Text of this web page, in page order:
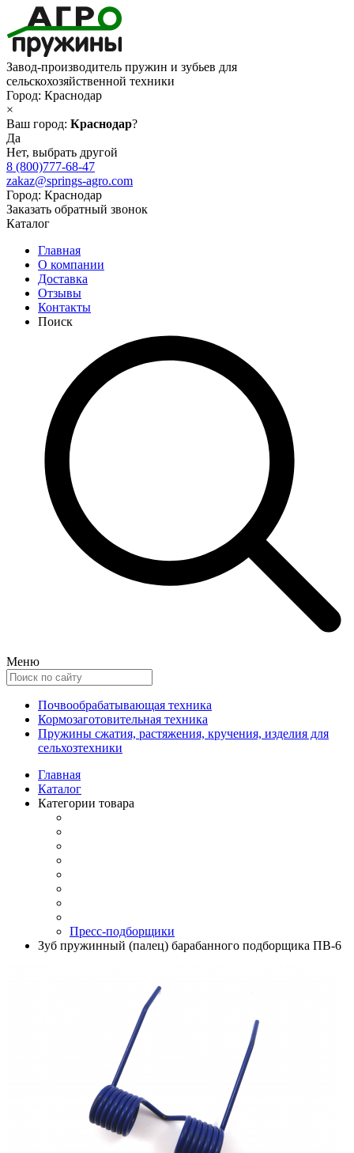
Завод-производитель пружин и зубьев для
сельскохозяйственной техники
Город: Краснодар
×
Ваш город: Краснодар?
Да
Нет, выбрать другой
8 (800)777-68-47
zakaz@springs-agro.com
Город: Краснодар
Заказать обратный звонок
Каталог
Главная
О компании
Доставка
Отзывы
Контакты
Поиск
Меню
Почвообрабатывающая техника
Кормозаготовительная техника
Пружины сжатия, растяжения, кручения, изделия для
сельхозтехники
Главная
Каталог
Категории товара
Пресс-подборщики
Зуб пружинный (палец) барабанного подборщика ПВ-6